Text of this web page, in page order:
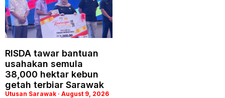
RISDA tawar bantuan
usahakan semula
38,000 hektar kebun
getah terbiar Sarawak
Utusan Sarawak August 9, 2026